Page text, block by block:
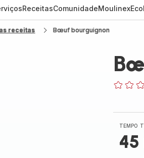
ReceitasComunidadeMoulinex
receitas Bœuf bourguignon
TEMPO
45